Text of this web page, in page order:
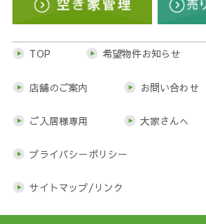
TOP 希望物件お知らせ
店舗のご案内 お問い合わせ
ご入居様専用 大家さんへ
プライバシーポリシー
サイトマップ/リンク